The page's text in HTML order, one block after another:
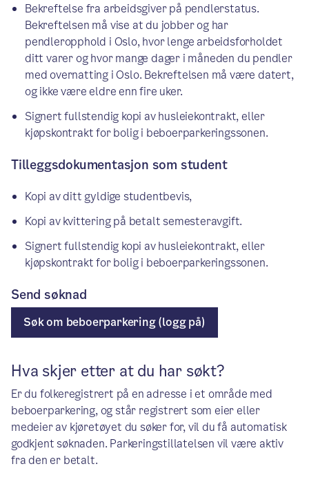
Bekreftelse fra arbeidsgiver på pendlerstatus.
Bekreftelsen må vise at du jobber og har
pendleropphold i Oslo, hvor lenge arbeidsforholdet
ditt varer og hvor mange dager i måneden du pendler
med overnatting i Oslo. Bekreftelsen må være datert,
og ikke være eldre enn fire uker.
Signert fullstendig kopi av husleiekontrakt, eller
kjøpskontrakt for bolig i beboerparkeringssonen.
Tilleggsdokumentasjon som student
Kopi av ditt gyldige studentbevis,
Kopi av kvittering på betalt semesteravgift.
Signert fullstendig kopi av husleiekontrakt, eller
kjøpskontrakt for bolig i beboerparkeringssonen.
Send søknad
Søk om beboerparkering (logg på)
Hva skjer etter at du har søkt?
Er du folkeregistrert på en adresse i et område med
beboerparkering, og står registrert som eier eller
medeier av kjøretøyet du søker for, vil du få automatisk
godkjent søknaden. Parkeringstillatelsen vil være aktiv
fra den er betalt.